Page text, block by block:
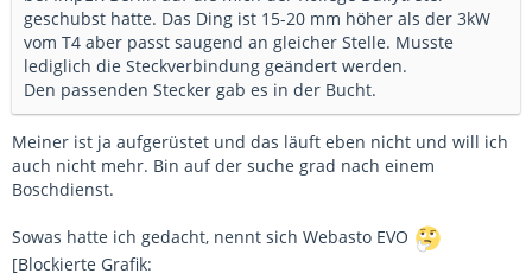
geschubst hatte. Das Ding ist 15-20 mm höher als der 3kW
vom T4 aber passt saugend an gleicher Stelle. Musste
lediglich die Steckverbindung geändert werden.
Den passenden Stecker gab es in der Bucht.
Meiner ist ja aufgerüstet und das läuft eben nicht und will ich
auch nicht mehr. Bin auf der suche grad nach einem
Boschdienst.
Sowas hatte ich gedacht, nennt sich Webasto EVO
[Blockierte Grafik: